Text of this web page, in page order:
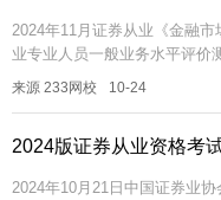
2024年11月证券从业《金融
业专业人员一般业务水平评价
【2024年证券备考资料包】
来源 233网校 10-24
2024版证券从业资格考
2024年10月21日中国证券业